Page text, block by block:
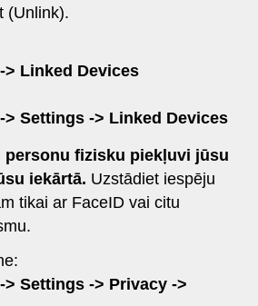
(Unlink).
Linked Devices
Settings -> Linked Devices
personu fizisku piekļuvi jūsu
iekārtā. Uzstādiet iespēju
tikai ar FaceID vai citu
Settings -> Privacy ->